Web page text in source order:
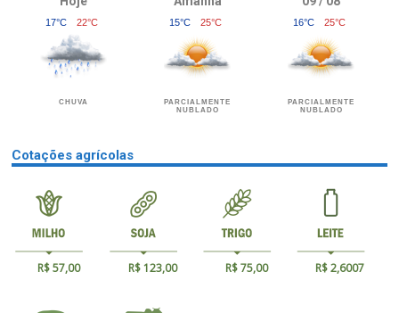
17°C 22°C
CHUVA
15°C 25°C
PARCIALMENTE
NUBLADO
16°C 25°C
PARCIALMENTE
NUBLADO
Cotações agrícolas
R$ 57,00 R$ 123,00 R$ 75,00 R$ 2,6007